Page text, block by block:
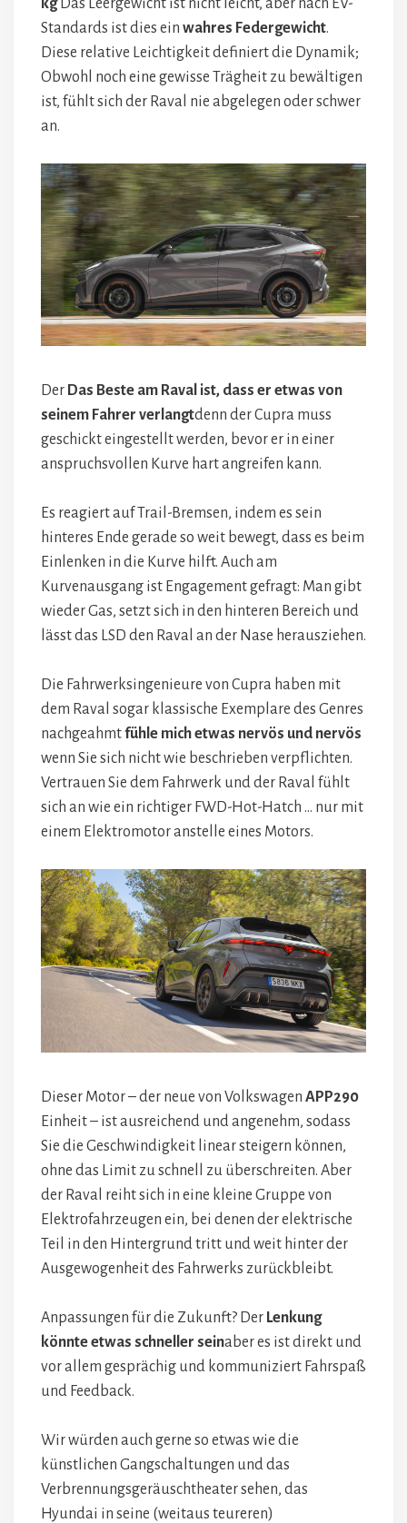
Standards ist dies ein wahres Federgewicht.
Diese relative Leichtigkeit definiert die Dynamik;
Obwohl noch eine gewisse Trägheit zu bewältigen
ist, fühlt sich der Raval nie abgelegen oder schwer
an.
Der Das Beste am Raval ist, dass er etwas von
seinem Fahrer verlangtdenn der Cupra muss
geschickt eingestellt werden, bevor er in einer
anspruchsvollen Kurve hart angreifen kann.
Es reagiert auf Trail-Bremsen, indem es sein
hinteres Ende gerade so weit bewegt, dass es beim
Einlenken in die Kurve hilft. Auch am
Kurvenausgang ist Engagement gefragt: Man gibt
wieder Gas, setzt sich in den hinteren Bereich und
lässt das LSD den Raval an der Nase herausziehen.
Die Fahrwerksingenieure von Cupra haben mit
dem Raval sogar klassische Exemplare des Genres
nachgeahmtfühle mich etwas nervös und nervös
wenn Sie sich nicht wie beschrieben verpflichten.
Vertrauen Sie dem Fahrwerk und der Raval fühlt
sich an wie ein richtiger FWD-Hot-Hatch … nur mit
einem Elektromotor anstelle eines Motors.
Dieser Motor – der neue von Volkswagen APP290
Einheit – ist ausreichend und angenehm, sodass
Sie die Geschwindigkeit linear steigern können,
ohne das Limit zu schnell zu überschreiten. Aber
der Raval reiht sich in eine kleine Gruppe von
Elektrofahrzeugen ein, bei denen der elektrische
Teil in den Hintergrund tritt und weit hinter der
Ausgewogenheit des Fahrwerks zurückbleibt.
Anpassungen für die Zukunft? Der Lenkung
könnte etwas schneller seinaber es ist direkt und
vor allem gesprächig und kommuniziert Fahrspaß
und Feedback.
Wir würden auch gerne so etwas wie die
künstlichen Gangschaltungen und das
Verbrennungsgeräuschtheater sehen, das
Hyundai in seine (weitaus teureren)